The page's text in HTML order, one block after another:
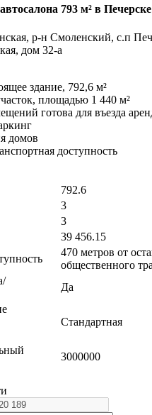
793 м² в Печерске
р-н Смоленский, с.п
дом 32-а
здание, 792,6 м²
площадью 1 440 м²
готова для въезда
домов
доступность
792.6
3
3
39 456.15
470 метров от
общественного
Да
Стандартная
3000000